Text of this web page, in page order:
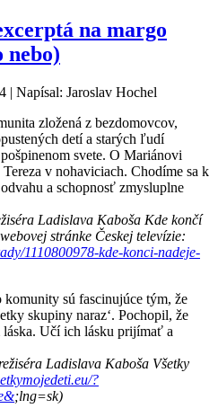
na margo
| Napísal: Jaroslav Hochel
zložená z bezdomovcov,
detí a starých ľudí
svete. O Mariánovi
v nohaviciach. Chodíme sa k
a schopnosť zmysluplne
Ladislava Kaboša Kde končí
stránke Českej televízie:
1110800978-kde-konci-nadeje-
sú fascinujúce tým, že
skupiny naraz‘. Pochopil, že
Učí ich lásku prijímať a
Ladislava Kaboša Všetky
?
;lng=sk)